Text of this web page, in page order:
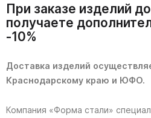
При заказе изделий
получаете
-10%
Доставка изделий
Краснодарскому краю и ЮФО.
Компания «Форма стали»